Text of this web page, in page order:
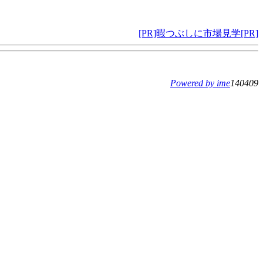
[PR]暇つぶしに市場見学[PR]
Powered by ime140409